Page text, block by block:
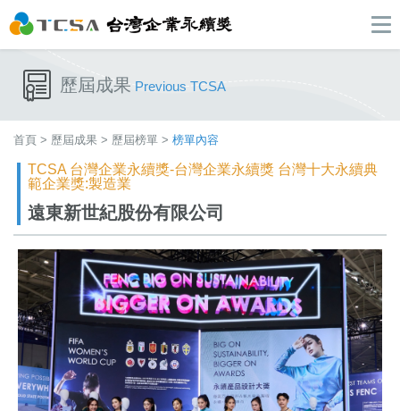
歷屆成果 Previous TCSA
首頁 > 歷屆成果 > 歷屆榜單 > 榜單內容
TCSA 台灣企業永續獎-台灣企業永續獎 台灣十大永續典
範企業獎:製造業
遠東新世紀股份有限公司